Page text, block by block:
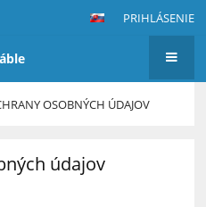
PRIHLÁSENIE
OSOBNÝCH ÚDAJOV
údajov